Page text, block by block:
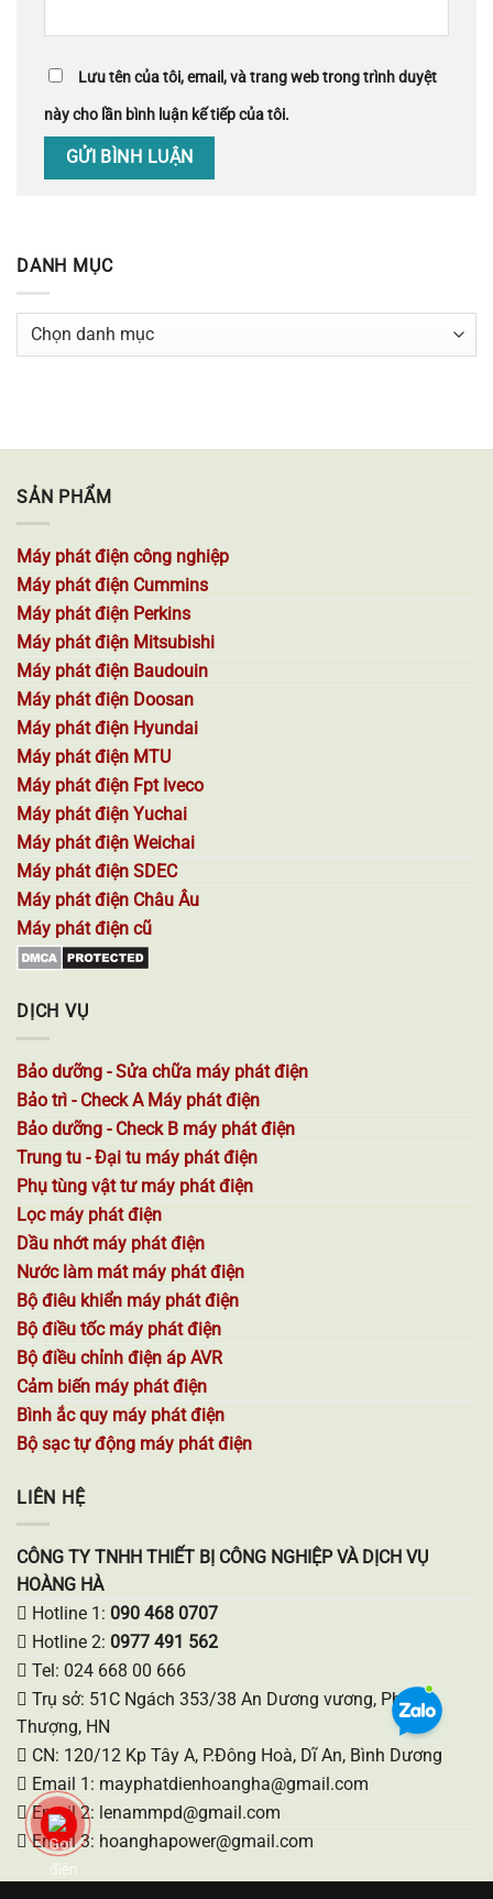
Lưu tên của tôi, email, và trang web trong trình duyệt
này cho lần bình luận kế tiếp của tôi.
DANH MỤC
Danh
SẢN PHẨM
Máy phát điện công nghiệp
Máy phát điện Cummins
Máy phát điện Perkins
Máy phát điện Mitsubishi
Máy phát điện Baudouin
Máy phát điện Doosan
Máy phát điện Hyundai
Máy phát điện MTU
Máy phát điện Fpt Iveco
Máy phát điện Yuchai
Máy phát điện Weichai
Máy phát điện SDEC
Máy phát điện Châu Âu
Máy phát điện cũ
DỊCH VỤ
Bảo dưỡng - Sửa chữa máy phát điện
Bảo trì - Check A Máy phát điện
Bảo dưỡng - Check B máy phát điện
Trung tu - Đại tu máy phát điện
Phụ tùng vật tư máy phát điện
Lọc máy phát điện
Dầu nhớt máy phát điện
Nước làm mát máy phát điện
Bộ điêu khiển máy phát điện
Bộ điều tốc máy phát điện
Bộ điều chỉnh điện áp AVR
Cảm biến máy phát điện
Bình ắc quy máy phát điện
Bộ sạc tự động máy phát điện
LIÊN HỆ
CÔNG TY TNHH THIẾT BỊ CÔNG NGHIỆP VÀ DỊCH VỤ
HOÀNG HÀ
Hotline 1: 090 468 0707
Hotline 2: 0977 491 562
Tel: 024 668 00 666
Trụ sở: 51C Ngách 353/38 An Dương vương, Phú
Thượng, HN
CN: 120/12 Kp Tây A, P.Đông Hoà, Dĩ An, Bình Dương
Email 1: mayphatdienhoangha@gmail.com
Email 2: lenammpd@gmail.com
Email 3: hoanghapower@gmail.com